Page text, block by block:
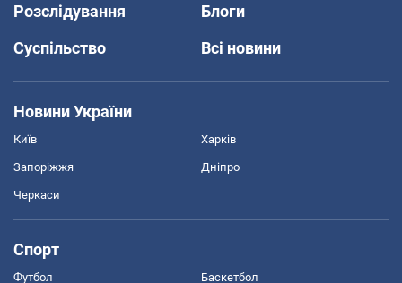
Розслідування
Блоги
Суспільство
Всі новини
Новини України
Київ Харків
Запоріжжя Дніпро
Черкаси
Спорт
Футбол Баскетбол